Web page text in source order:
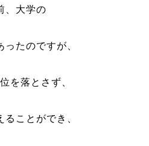
、大学の
ったのですが、
を落とさず、
ることができ、